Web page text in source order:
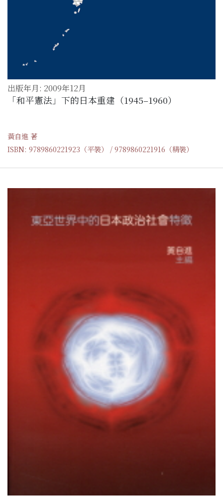
出版年月: 2009年12月
「和平憲法」下的日本重建（1945–1960）
黃自進 著
ISBN: 9789860221923（平裝） / 9789860221916（精裝）